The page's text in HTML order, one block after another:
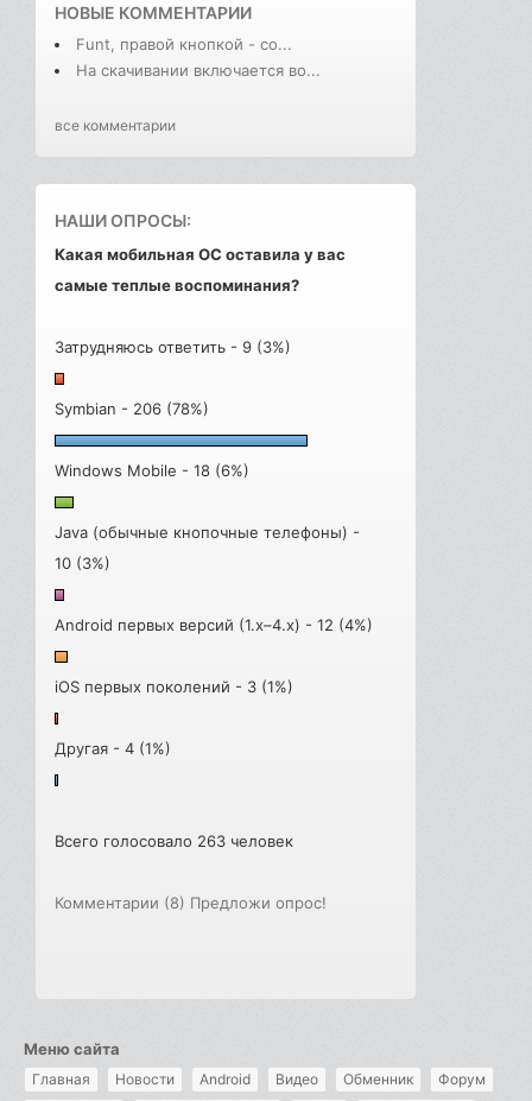
НОВЫЕ КОММЕНТАРИИ
Funt, правой кнопкой - со...
На скачивании включается во...
все комментарии
НАШИ ОПРОСЫ:
Какая мобильная ОС оставила у вас
самые теплые воспоминания?
Затрудняюсь ответить - 9 (3%)
Symbian - 206 (78%)
Windows Mobile - 18 (6%)
Java (обычные кнопочные телефоны) -
10 (3%)
Android первых версий (1.x–4.x) - 12 (4%)
iOS первых поколений - 3 (1%)
Другая - 4 (1%)
Всего голосовало 263 человек
Комментарии (8) Предложи опрос!
Меню сайта
Главная Новости Android Видео Обменник Форум